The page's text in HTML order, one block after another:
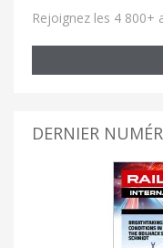
Rejoignez les 4
DERNIER